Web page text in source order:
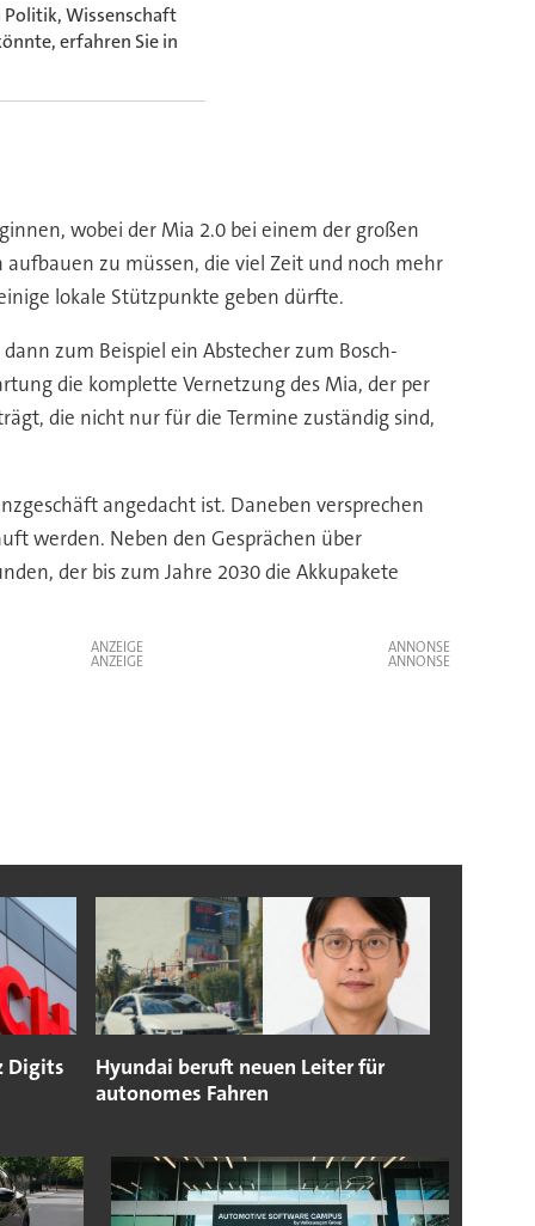
Wissenschaft
erfahren Sie in
wobei der Mia 2.0 bei einem der großen
zu müssen, die viel Zeit und noch mehr
lokale Stützpunkte geben dürfte.
zum Beispiel ein Abstecher zum Bosch-
die komplette Vernetzung des Mia, der per
die nicht nur für die Termine zuständig sind,
angedacht ist. Daneben versprechen
werden. Neben den Gesprächen über
der bis zum Jahre 2030 die Akkupakete
ANZEIGE
ANZEIGE
Digits
Hyundai beruft neuen Leiter für
autonomes Fahren